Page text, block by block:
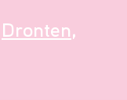
Dronten,